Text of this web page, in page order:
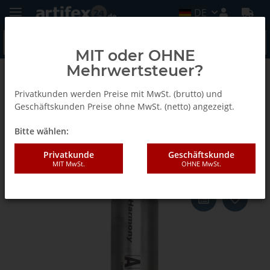
DE
Zurück zur Liste DP Nutschtfräser Z2+Z3
AKE DP Nutschtfräser Z2+Z3
25X43/120 S25 Z2/2 DP R
MIT oder OHNE
Mehrwertsteuer?
Privatkunden werden Preise mit MwSt. (brutto) und
Geschäftskunden Preise ohne MwSt. (netto) angezeigt.
Bitte wählen:
Privatkunde
MIT MwSt.
Geschäftskunde
OHNE MwSt.